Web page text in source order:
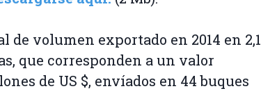
de volumen exportado en 2014 en 2,1
que corresponden a un valor
de US $, envíados en 44 buques